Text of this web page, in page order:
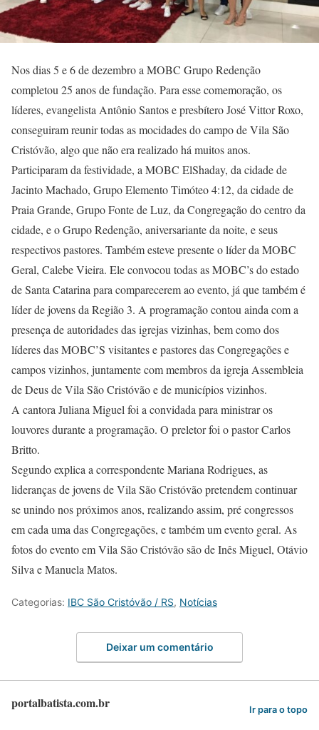
Nos dias 5 e 6 de dezembro a MOBC Grupo Redenção
completou 25 anos de fundação. Para esse comemoração, os
líderes, evangelista Antônio Santos e presbítero José Vittor Roxo,
conseguiram reunir todas as mocidades do campo de Vila São
Cristóvão, algo que não era realizado há muitos anos.
Participaram da festividade, a MOBC ElShaday, da cidade de
Jacinto Machado, Grupo Elemento Timóteo 4:12, da cidade de
Praia Grande, Grupo Fonte de Luz, da Congregação do centro da
cidade, e o Grupo Redenção, aniversariante da noite, e seus
respectivos pastores. Também esteve presente o líder da MOBC
Geral, Calebe Vieira. Ele convocou todas as MOBC’s do estado
de Santa Catarina para comparecerem ao evento, já que também é
líder de jovens da Região 3. A programação contou ainda com a
presença de autoridades das igrejas vizinhas, bem como dos
líderes das MOBC’S visitantes e pastores das Congregações e
campos vizinhos, juntamente com membros da igreja Assembleia
de Deus de Vila São Cristóvão e de municípios vizinhos.
A cantora Juliana Miguel foi a convidada para ministrar os
louvores durante a programação. O preletor foi o pastor Carlos
Britto.
Segundo explica a correspondente Mariana Rodrigues, as
lideranças de jovens de Vila São Cristóvão pretendem continuar
se unindo nos próximos anos, realizando assim, pré congressos
em cada uma das Congregações, e também um evento geral. As
fotos do evento em Vila São Cristóvão são de Inês Miguel, Otávio
Silva e Manuela Matos.
Categorias: IBC São Cristóvão / RS, Notícias
Deixar um comentário
portalbatista.com.br Ir para o topo